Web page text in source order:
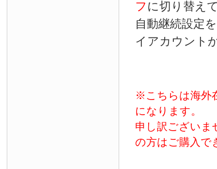
フ に切り替え
自動継続設定
イアカウント
※こちらは海外
になります。
申し訳ございま
の方はご購入で